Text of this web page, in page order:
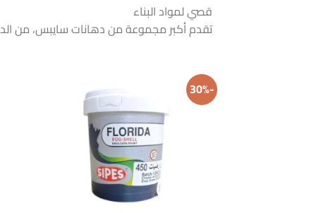
قصي لمواد البناء
تقدم أكبر مجموعة من دهانات سايبس، من
-30%